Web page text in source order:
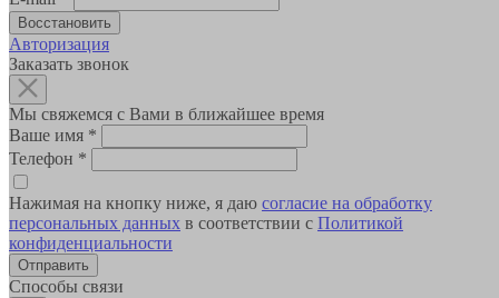
Авторизация
Заказать звонок
Мы свяжемся с Вами в ближайшее время
Ваше имя *
Телефон *
Нажимая на кнопку ниже, я даю согласие на обработку
персональных данных в соответствии с Политикой
конфиденциальности
Способы связи